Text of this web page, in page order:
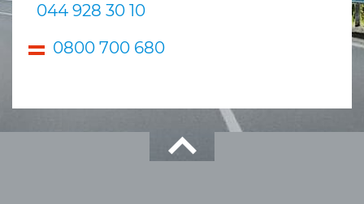
044 928 30 10
0800 700 680